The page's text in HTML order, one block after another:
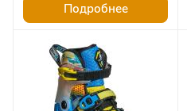
Подробнее